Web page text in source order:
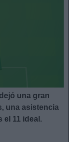
una gran
una asistencia
el 11 ideal.